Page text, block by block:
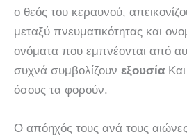
ο θεός του κεραυνού,
μεταξύ πνευματικότητας και
ονόματα που εμπνέονται από
συχνά συμβολίζουν εξουσία Και
όσους τα φορούν.
Ο απόηχός τους ανά τους αιώνες